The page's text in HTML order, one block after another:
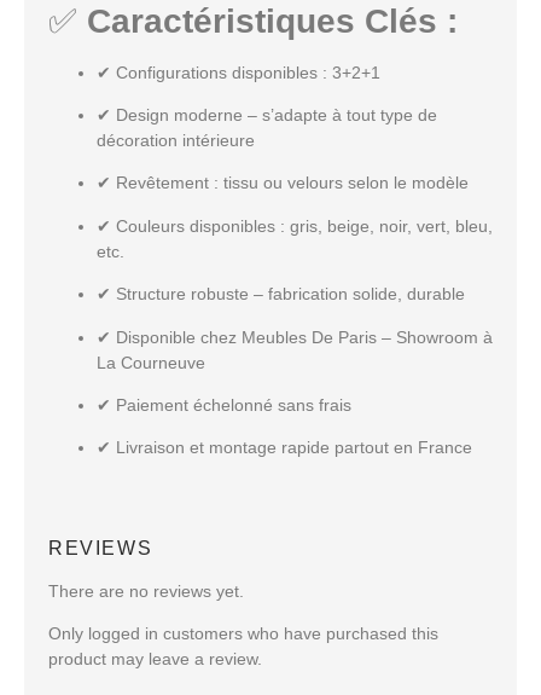
✅ Caractéristiques Clés :
✔ Configurations disponibles : 3+2+1
✔ Design moderne – s’adapte à tout type de
décoration intérieure
✔ Revêtement : tissu ou velours selon le modèle
✔ Couleurs disponibles : gris, beige, noir, vert, bleu,
etc.
✔ Structure robuste – fabrication solide, durable
✔ Disponible chez Meubles De Paris – Showroom à
La Courneuve
✔ Paiement échelonné sans frais
✔ Livraison et montage rapide partout en France
REVIEWS
There are no reviews yet.
Only logged in customers who have purchased this
product may leave a review.